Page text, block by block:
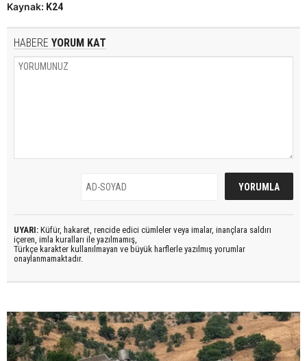
Kaynak: K24
HABERE YORUM KAT
UYARI: Küfür, hakaret, rencide edici cümleler veya imalar, inançlara saldırı
içeren, imla kuralları ile yazılmamış,
Türkçe karakter kullanılmayan ve büyük harflerle yazılmış yorumlar
onaylanmamaktadır.